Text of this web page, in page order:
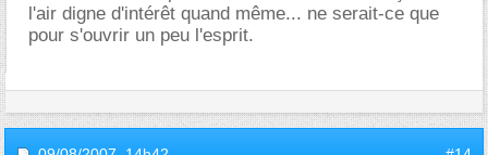
l'air digne d'intérêt quand même... ne serait-ce que
pour s'ouvrir un peu l'esprit.